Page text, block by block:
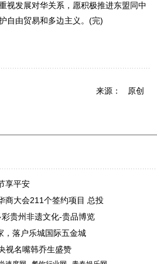
发展对华关系，愿积极推进东盟同中
自由贸易和多边主义。(完)
来源： 原创
享平安
商大会211个签约项目 总投
贵州非遗文化-贵品博览
，落户乐城国际五金城
视名嘴韩乔生盛赞